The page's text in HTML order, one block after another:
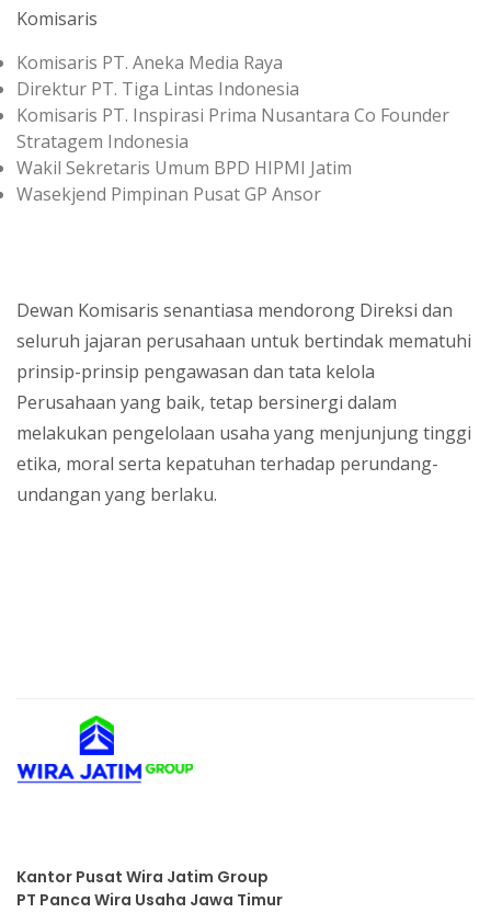
Komisaris
Komisaris PT. Aneka Media Raya
Direktur PT. Tiga Lintas Indonesia
Komisaris PT. Inspirasi Prima Nusantara Co Founder
Stratagem Indonesia
Wakil Sekretaris Umum BPD HIPMI Jatim
Wasekjend Pimpinan Pusat GP Ansor
Dewan Komisaris senantiasa mendorong Direksi dan
seluruh jajaran perusahaan untuk bertindak mematuhi
prinsip-prinsip pengawasan dan tata kelola
Perusahaan yang baik, tetap bersinergi dalam
melakukan pengelolaan usaha yang menjunjung tinggi
etika, moral serta kepatuhan terhadap perundang-
undangan yang berlaku.
Kantor Pusat Wira Jatim Group
PT Panca Wira Usaha Jawa Timur